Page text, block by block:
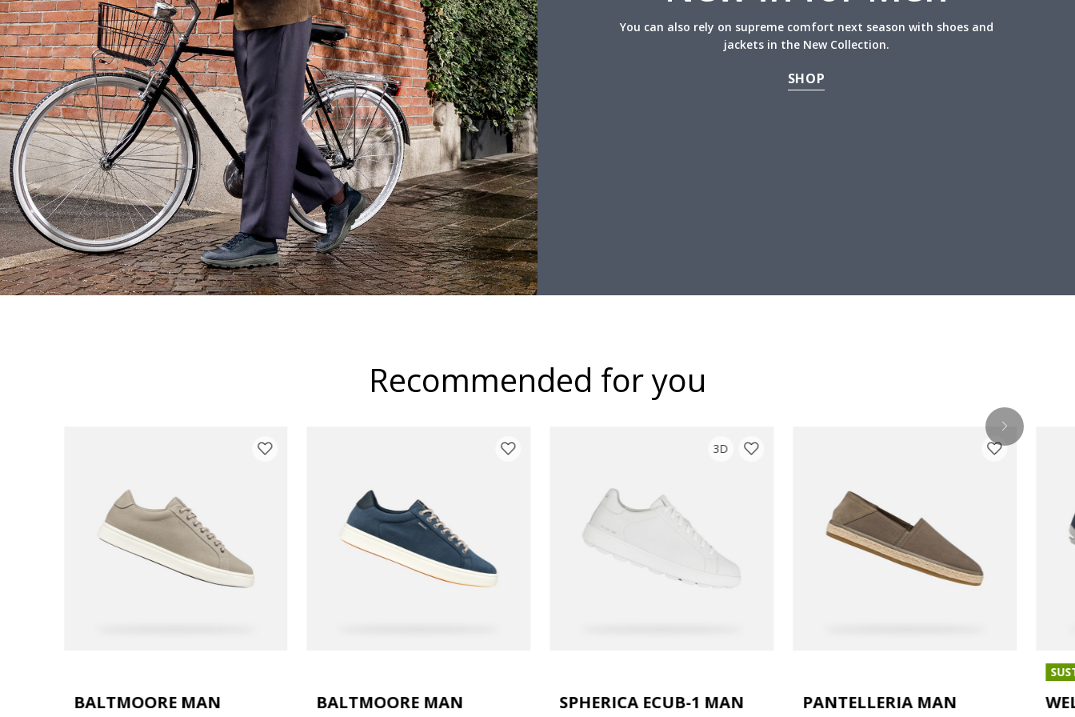
You can also rely on supreme comfort next season with shoes and
jackets in the New Collection.
SHOP
Recommended for you
BALTMOORE MAN BALTMOORE MAN
3D
SPHERICA ECUB-1 MAN PANTELLERIA MAN